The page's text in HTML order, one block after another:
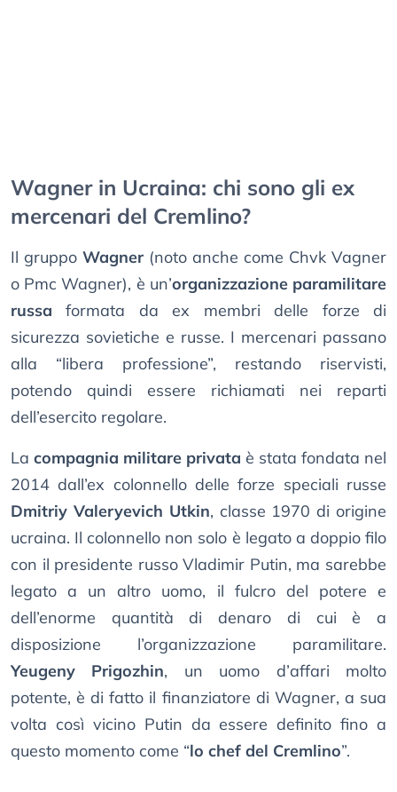
Wagner in Ucraina: chi sono gli ex
mercenari del Cremlino?
Il gruppo Wagner (noto anche come Chvk Vagner
o Pmc Wagner), è un’organizzazione paramilitare
russa formata da ex membri delle forze di
sicurezza sovietiche e russe. I mercenari passano
alla “libera professione”, restando riservisti,
potendo quindi essere richiamati nei reparti
dell’esercito regolare.
La compagnia militare privata è stata fondata nel
2014 dall’ex colonnello delle forze speciali russe
Dmitriy Valeryevich Utkin, classe 1970 di origine
ucraina. Il colonnello non solo è legato a doppio filo
con il presidente russo Vladimir Putin, ma sarebbe
legato a un altro uomo, il fulcro del potere e
dell’enorme quantità di denaro di cui è a
disposizione l’organizzazione paramilitare.
Yeugeny Prigozhin, un uomo d’affari molto
potente, è di fatto il finanziatore di Wagner, a sua
volta così vicino Putin da essere definito fino a
questo momento come “lo chef del Cremlino”.